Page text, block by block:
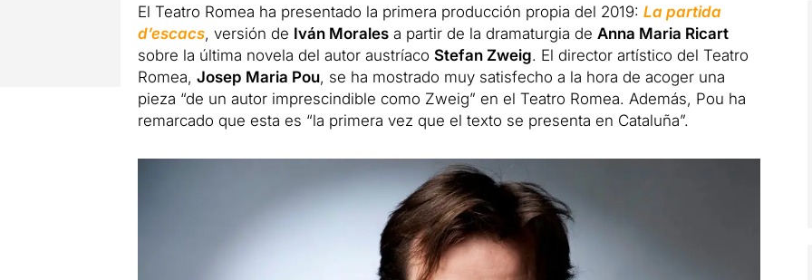
El Teatro Romea ha presentado la primera producción propia del 2019: La partida
d’escacs, versión de Iván Moralesa partir de la dramaturgia de Anna Maria Ricart
sobre la última novela del autor austríaco Stefan Zweig. El director artístico del Teatro
Romea, Josep Maria Pou, se ha mostrado muy satisfecho a la hora de acoger una
pieza “de un autor imprescindible como Zweig” en el Teatro Romea. Además, Pou ha
remarcado que esta es “la primera vez que el texto se presenta en Cataluña”.